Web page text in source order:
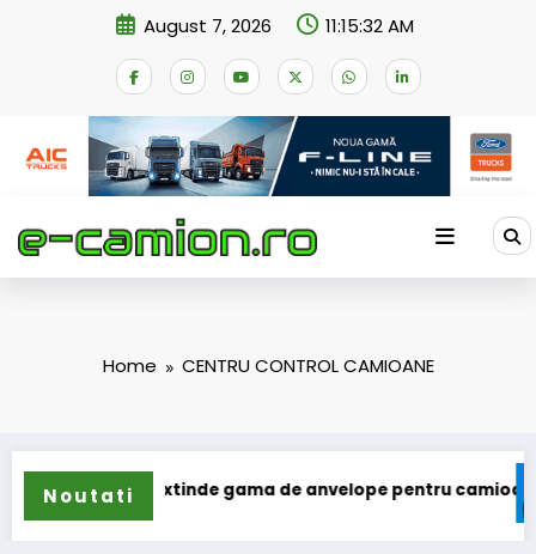
August 7, 2026 11:15:32 AM
Home CENTRU CONTROL CAMIOANE
Noutati
Sailun își extinde gama de anvelope pentru camioane